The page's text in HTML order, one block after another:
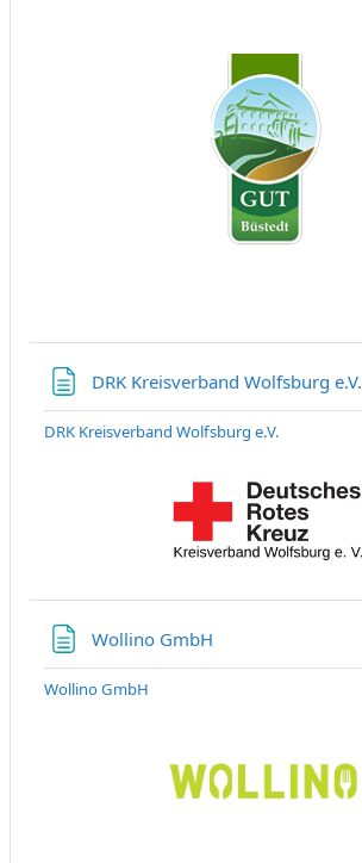
DRK Kreisverband Wolfsburg e.V.
DRK Kreisverband Wolfsburg e.V.
Wollino GmbH
Wollino GmbH